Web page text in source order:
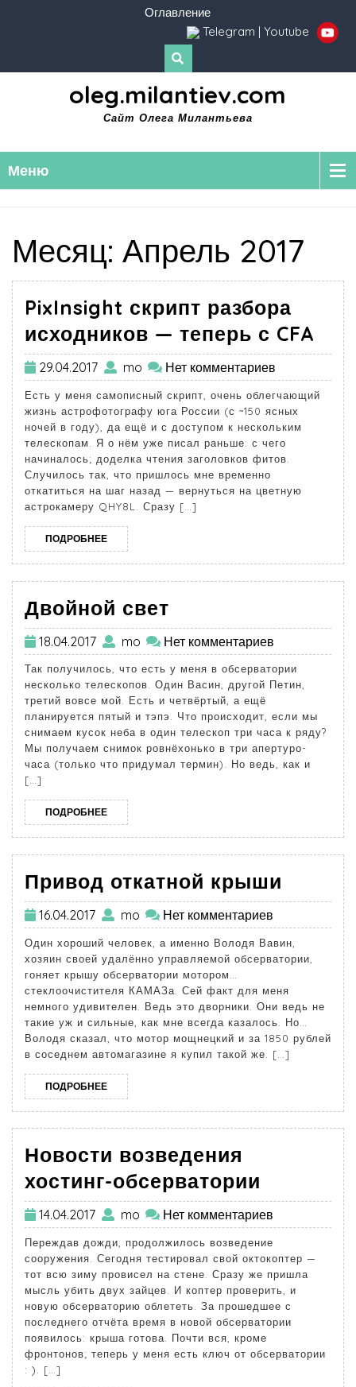
Оглавление
Telegram | Youtube
oleg.milantiev.com
Сайт Олега Милантьева
Меню
Месяц: Апрель 2017
PixInsight скрипт разбора
исходников — теперь с CFA
29.04.2017 mo Нет комментариев
Есть у меня самописный скрипт, очень облегчающий
жизнь астрофотографу юга России (с ~150 ясных
ночей в году), да ещё и с доступом к нескольким
телескопам. Я о нём уже писал раньше: с чего
начиналось; доделка чтения заголовков фитов.
Случилось так, что пришлось мне временно
откатиться на шаг назад — вернуться на цветную
астрокамеру QHY8L. Сразу […]
ПОДРОБНЕЕ
Двойной свет
18.04.2017 mo Нет комментариев
Так получилось, что есть у меня в обсерватории
несколько телескопов. Один Васин, другой Петин,
третий вовсе мой. Есть и четвёртый, а ещё
планируется пятый и тэпэ. Что происходит, если мы
снимаем кусок неба в один телескоп три часа к ряду?
Мы получаем снимок ровнёхонько в три апертуро-
часа (только что придумал термин). Но ведь, как и
[…]
ПОДРОБНЕЕ
Привод откатной крыши
16.04.2017 mo Нет комментариев
Один хороший человек, а именно Володя Вавин,
хозяин своей удалённо управляемой обсерватории,
гоняет крышу обсерватории мотором…
стеклоочистителя КАМАЗа. Сей факт для меня
немного удивителен. Ведь это дворники. Они ведь не
такие уж и сильные, как мне всегда казалось. Но…
Володя сказал, что мотор мощнецкий и за 1850 рублей
в соседнем автомагазине я купил такой же. […]
ПОДРОБНЕЕ
Новости возведения
хостинг-обсерватории
14.04.2017 mo Нет комментариев
Переждав дожди, продолжилось возведение
сооружения. Сегодня тестировал свой октокоптер —
тот всю зиму провисел на стене. Сразу же пришла
мысль убить двух зайцев. И коптер проверить, и
новую обсерваторию облететь. За прошедшее с
последнего отчёта время в новой обсерватории
появилось: крыша готова. Почти вся, кроме
фронтонов; теперь у меня есть ключ от обсерватории
: ). […]